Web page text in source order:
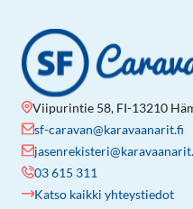
Viipurintie 58, FI-13210
sf-caravan@karavaanarit.fi
03 615 311
Katso kaikki yhteystiedot